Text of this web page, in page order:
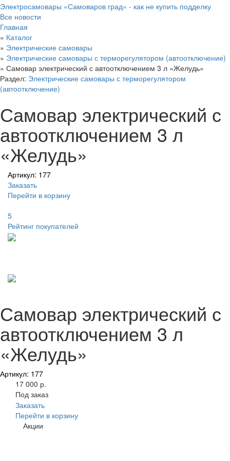
Электросамовары «Самоваров град» - как не купить подделку
Все новости
Главная
» Каталог
» Электрические самовары
» Электрические самовары с терморегулятором (автоотключение)
» Самовар электрический с автоотключением 3 л «Желудь»
Раздел: Электрические самовары с терморегулятором
(автоотключение)
Самовар электрический с
автоотключением 3 л
«Желудь»
Артикул: 177
Заказать
Перейти в корзину
5
Рейтинг покупателей
Самовар электрический с
автоотключением 3 л
«Желудь»
Артикул: 177
17 000 р.
Под заказ
Заказать
Перейти в корзину
Акции